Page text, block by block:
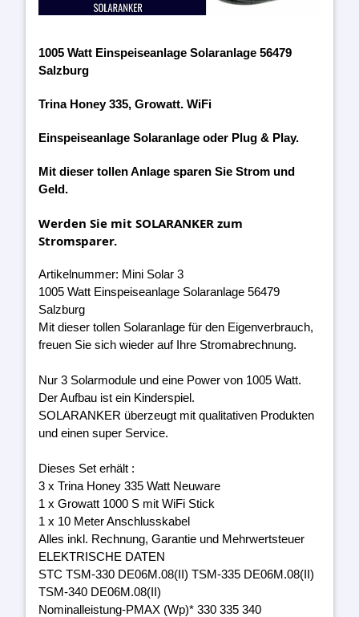
1005 Watt Einspeiseanlage Solaranlage 56479
Salzburg
Trina Honey 335, Growatt. WiFi
Einspeiseanlage Solaranlage oder Plug & Play.
Mit dieser tollen Anlage sparen Sie Strom und
Geld.
Werden Sie mit SOLARANKER zum
Stromsparer.
Artikelnummer: Mini Solar 3
1005 Watt Einspeiseanlage Solaranlage 56479
Salzburg
Mit dieser tollen Solaranlage für den Eigenverbrauch,
freuen Sie sich wieder auf Ihre Stromabrechnung.
Nur 3 Solarmodule und eine Power von 1005 Watt.
Der Aufbau ist ein Kinderspiel.
SOLARANKER überzeugt mit qualitativen Produkten
und einen super Service.
Dieses Set erhält :
3 x Trina Honey 335 Watt Neuware
1 x Growatt 1000 S mit WiFi Stick
1 x 10 Meter Anschlusskabel
Alles inkl. Rechnung, Garantie und Mehrwertsteuer
ELEKTRISCHE DATEN
STC TSM-330 DE06M.08(II) TSM-335 DE06M.08(II)
TSM-340 DE06M.08(II)
Nominalleistung-PMAX (Wp)* 330 335 340